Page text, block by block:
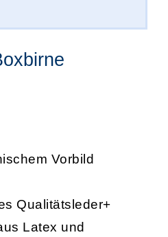
Vorbild
Qualitätsleder+
Latex und